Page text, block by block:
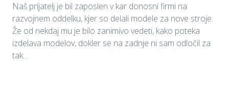
Naš prijatelj je bil zaposlen v kar donosni firmi na
razvojnem oddelku, kjer so delali modele za nove stroje.
Že od nekdaj mu je bilo zanimivo vedeti, kako poteka
izdelava modelov, dokler se na zadnje ni sam odločil za
tak…